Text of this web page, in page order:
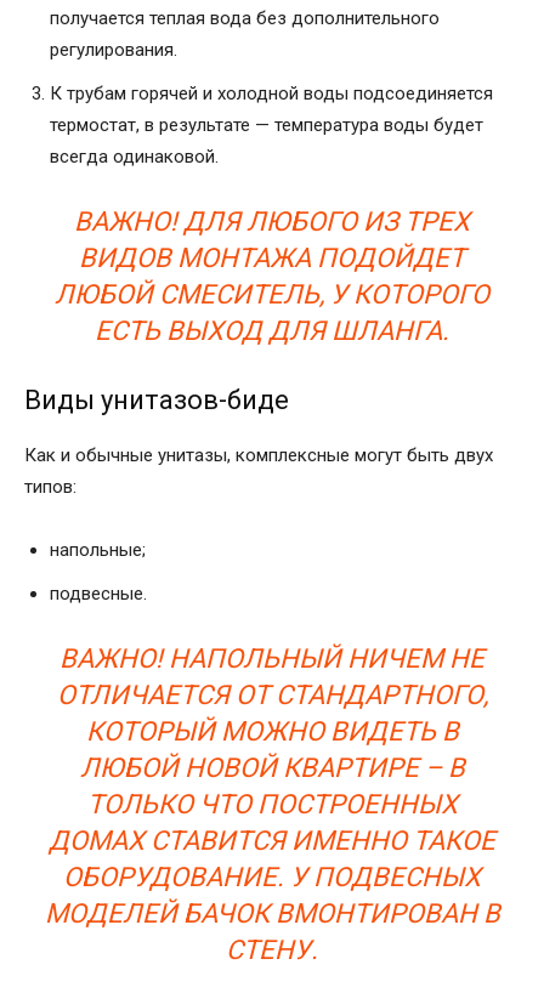
получается теплая вода без дополнительного
регулирования.
К трубам горячей и холодной воды подсоединяется
термостат, в результате — температура воды будет
всегда одинаковой.
ВАЖНО! ДЛЯ ЛЮБОГО ИЗ ТРЕХ
ВИДОВ МОНТАЖА ПОДОЙДЕТ
ЛЮБОЙ СМЕСИТЕЛЬ, У КОТОРОГО
ЕСТЬ ВЫХОД ДЛЯ ШЛАНГА.
Виды унитазов-биде
Как и обычные унитазы, комплексные могут быть двух
типов:
напольные;
подвесные.
ВАЖНО! НАПОЛЬНЫЙ НИЧЕМ НЕ
ОТЛИЧАЕТСЯ ОТ СТАНДАРТНОГО,
КОТОРЫЙ МОЖНО ВИДЕТЬ В
ЛЮБОЙ НОВОЙ КВАРТИРЕ – В
ТОЛЬКО ЧТО ПОСТРОЕННЫХ
ДОМАХ СТАВИТСЯ ИМЕННО ТАКОЕ
ОБОРУДОВАНИЕ. У ПОДВЕСНЫХ
МОДЕЛЕЙ БАЧОК ВМОНТИРОВАН В
СТЕНУ.